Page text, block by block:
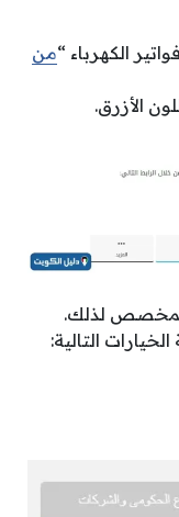
الكهرباء “من
الأزرق.
المخصص لذلك.
التالية: